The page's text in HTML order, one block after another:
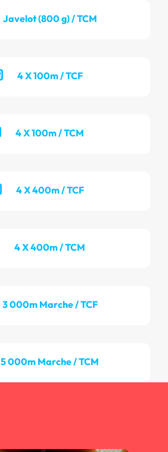
Javelot (800 g) / TCM
4 X 100m / TCF
4 X 100m / TCM
4 X 400m / TCF
4 X 400m / TCM
3 000m Marche / TCF
5 000m Marche / TCM